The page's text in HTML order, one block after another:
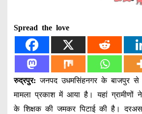
Spread the love
रुद्रपुर: जनपद उधमसिंहनगर के बाजपुर से
मामला प्रकाश में आया है। यहां
के शिक्षक की जमकर पिटाई की है।